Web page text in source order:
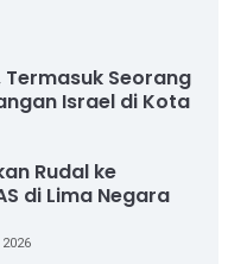
Seorang
Israel di Kota
Rudal ke
di Lima Negara